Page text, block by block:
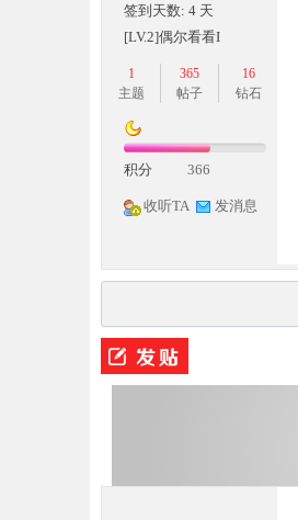
签到天数: 4 天
[LV.2]偶尔看看I
1
主题
365
帖子
16
钻石
积分 366
收听TA 发消息